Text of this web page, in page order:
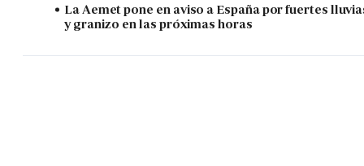
La Aemet pone en aviso a España por fuertes
y granizo en las próximas horas